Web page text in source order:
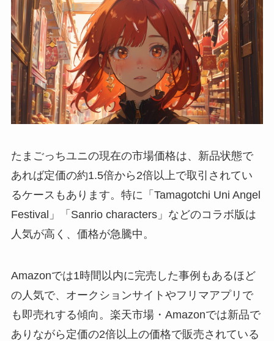
たまごっちユニの現在の市場価格は、新品状態で
あれば定価の約1.5倍から2倍以上で取引されてい
るケースもあります。特に「Tamagotchi Uni Angel
Festival」「Sanrio characters」などのコラボ版は
人気が高く、価格が急騰中。
Amazonでは1時間以内に完売した事例もあるほど
の人気で、オークションサイトやフリマアプリで
も即売れする傾向。楽天市場・Amazonでは新品で
ありながら定価の2倍以上の価格で販売されている